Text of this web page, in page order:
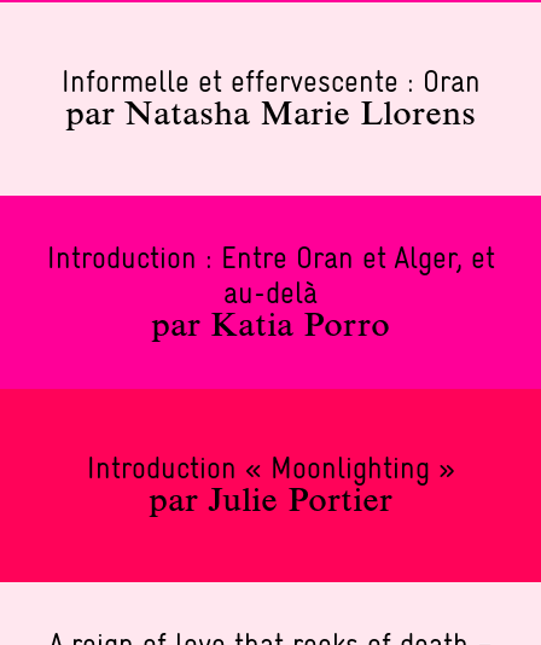
Informelle et effervescente : Oran
par Natasha Marie Llorens
Introduction : Entre Oran et Alger, et
au-delà
par Katia Porro
Introduction « Moonlighting »
par Julie Portier